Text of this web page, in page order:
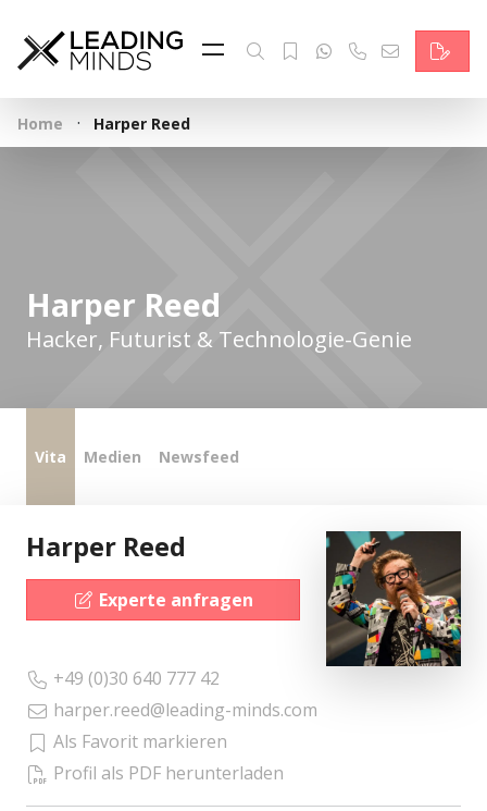
Feed & News
Reading Minds
Themen
Kontakt
Home · Harper Reed
Harper Reed
Hacker, Futurist & Technologie-Genie
Vita Medien Newsfeed
Harper Reed
Experte anfragen
+49 (0)30 640 777 42
harper.reed@leading-minds.com
Als Favorit markieren
Profil als PDF herunterladen